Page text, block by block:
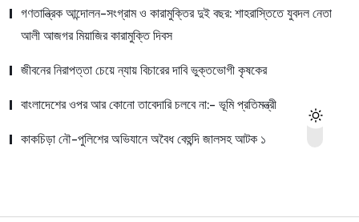
গণতান্ত্রিক আন্দোলন-সংগ্রাম ও কারামুক্তির দুই বছর: শাহরাস্তিতে যুবদল নেতা
আলী আজগর মিয়াজির কারামুক্তি দিবস
জীবনের নিরাপত্তা চেয়ে ন্যায় বিচারের দাবি ভুক্তভোগী কৃষকের
বাংলাদেশের ওপর আর কোনো তাবেদারি চলবে না:- ভূমি প্রতিমন্ত্রী
কাকচিড়া নৌ-পুলিশের অভিযানে অবৈধ বেহুন্দি জালসহ আটক ১